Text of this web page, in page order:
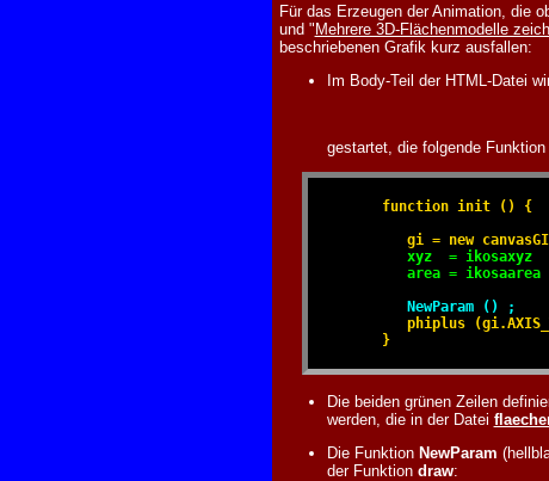
Für das Erzeugen der Animation, die
und "Mehrere 3D-Flächenmodelle
beschriebenen Grafik kurz ausfallen:
Im Body-Teil der HTML-Datei
gestartet, die folgende Funktion
      function init () {
gi = new
xyz  =
area = ikosaarea
NewParam () ;
phiplus
      }
Die beiden grünen Zeilen
werden, die in der Datei
Die Funktion NewParam
der Funktion draw: